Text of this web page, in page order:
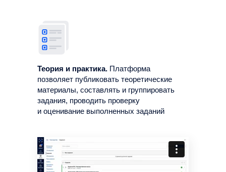
Теория и практика. Платформа
позволяет публиковать теоретические
материалы, составлять и группировать
задания, проводить проверку
и оценивание выполненных заданий